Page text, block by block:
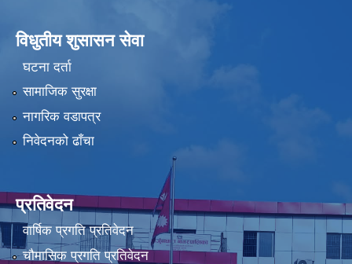
विधुतीय शुसासन सेवा
घटना दर्ता
सामाजिक सुरक्षा
नागरिक वडापत्र
निवेदनको ढाँचा
प्रतिवेदन
वार्षिक प्रगति प्रतिवेदन
चौमासिक प्रगति प्रतिवेदन